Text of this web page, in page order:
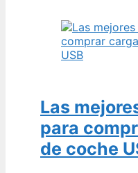
Las
para
de coche